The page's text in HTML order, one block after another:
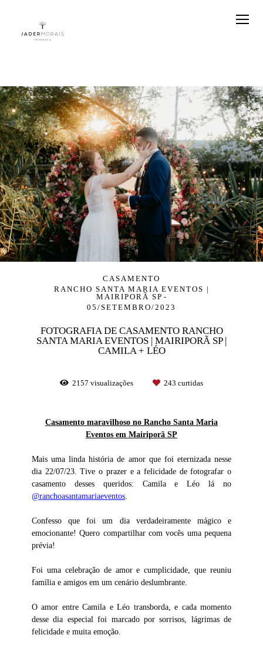
CASAMENTO
RANCHO SANTA MARIA EVENTOS |
MAIRIPORÃ SP
05/SETEMBRO/2023
FOTOGRAFIA DE CASAMENTO RANCHO
SANTA MARIA EVENTOS | MAIRIPORÃ SP |
CAMILA + LÉO
2157 visualizações 243 curtidas
Casamento maravilhoso no Rancho Santa Maria
Eventos em Mairiporã SP
Mais uma linda história de amor que foi eternizada nesse
dia 22/07/23. Tive o prazer e a felicidade de fotografar o
casamento desses queridos: Camila e Léo lá no
@ranchoasantamariaeventos.
Confesso que foi um dia verdadeiramente mágico e
emocionante! Quero compartilhar com vocês uma pequena
prévia!
Foi uma celebração de amor e cumplicidade, que reuniu
família e amigos em um cenário deslumbrante.
O amor entre Camila e Léo transborda, e cada momento
desse dia especial foi marcado por sorrisos, lágrimas de
felicidade e muita emoção.